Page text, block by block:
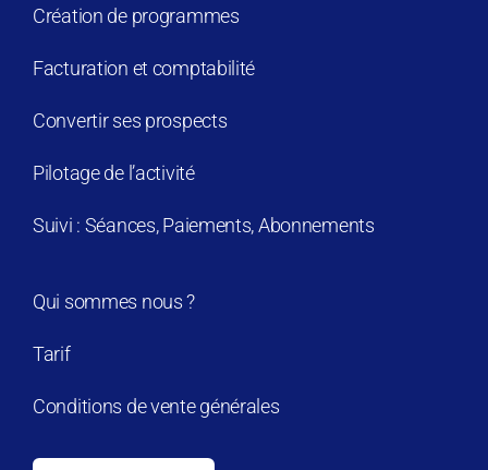
Création de programmes
Facturation et comptabilité
Convertir ses prospects
Pilotage de l’activité
Suivi : Séances, Paiements, Abonnements
Qui sommes nous ?
Tarif
Conditions de vente générales